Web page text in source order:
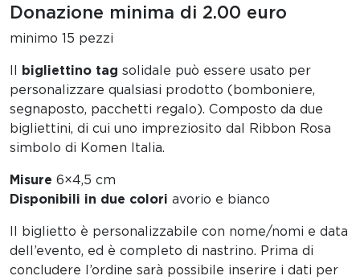
Donazione minima di 2.00 euro
minimo 15 pezzi
Il bigliettino tag solidale può essere usato per
personalizzare qualsiasi prodotto (bomboniere,
segnaposto, pacchetti regalo). Composto da due
bigliettini, di cui uno impreziosito dal Ribbon Rosa
simbolo di Komen Italia.
Misure 6×4,5 cm
Disponibili in due colori avorio e bianco
Il biglietto è personalizzabile con nome/nomi e data
dell’evento, ed è completo di nastrino. Prima di
concludere l’ordine sarà possibile inserire i dati per